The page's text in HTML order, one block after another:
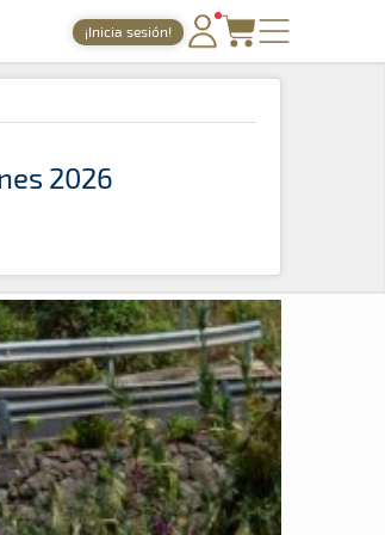
¡Inicia sesión!
PORTADA
TIEMPOS ONLINE
GALERÍAS
TIENDA
ARCHIVO
2026